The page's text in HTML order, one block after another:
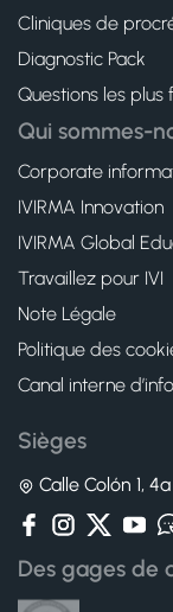
Cliniques de
Diagnostic Pack
Questions les plus
Qui sommes-
Corporate
IVIRMA Innovation
IVIRMA Global
Travaillez pour IVI
Note Légale
Politique des
Canal interne
Sièges
Calle Colón 1,
Des gages de